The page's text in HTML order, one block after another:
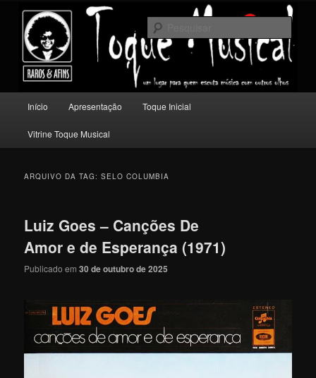
conteúdo
principal
conteúdo
secundário
Toque Musical
Um lugar para quem escuta música com outros olhos.
principal
Início Apresentação Toque Inicial
Vitrine Toque Musical
ARQUIVO DA TAG:SELO COLUMBIA
Luiz Goes – Canções De
Amor e de Esperança (1971)
Publicado em30 de outubro de 2025